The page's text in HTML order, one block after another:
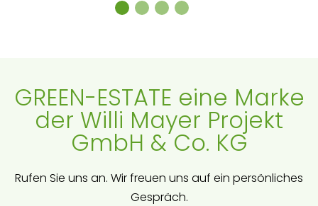
1 2 3 4
GREEN-ESTATE eine Marke
der Willi Mayer Projekt
GmbH & Co. KG
Rufen Sie uns an. Wir freuen uns auf ein persönliches
Gespräch.